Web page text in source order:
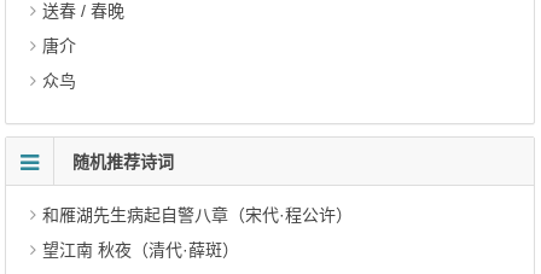
送春 / 春晚
唐介
众鸟
随机推荐诗词
和雁湖先生病起自警八章（宋代·程公许）
望江南 秋夜（清代·薛斑）